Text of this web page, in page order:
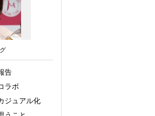
告
ラボ
ジュアル化